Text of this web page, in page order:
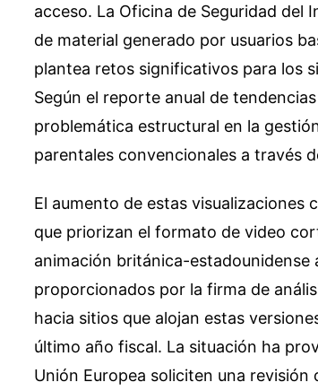
acceso. La Oficina de Seguridad del
de material generado por usuarios
plantea retos significativos para los
Según el reporte anual de
problemática estructural en la
parentales convencionales a través
El aumento de estas visualizaciones
que priorizan el formato de video
animación británica-estadounidense
proporcionados por la firma de
hacia sitios que alojan estas
último año fiscal. La situación ha
Unión Europea soliciten una